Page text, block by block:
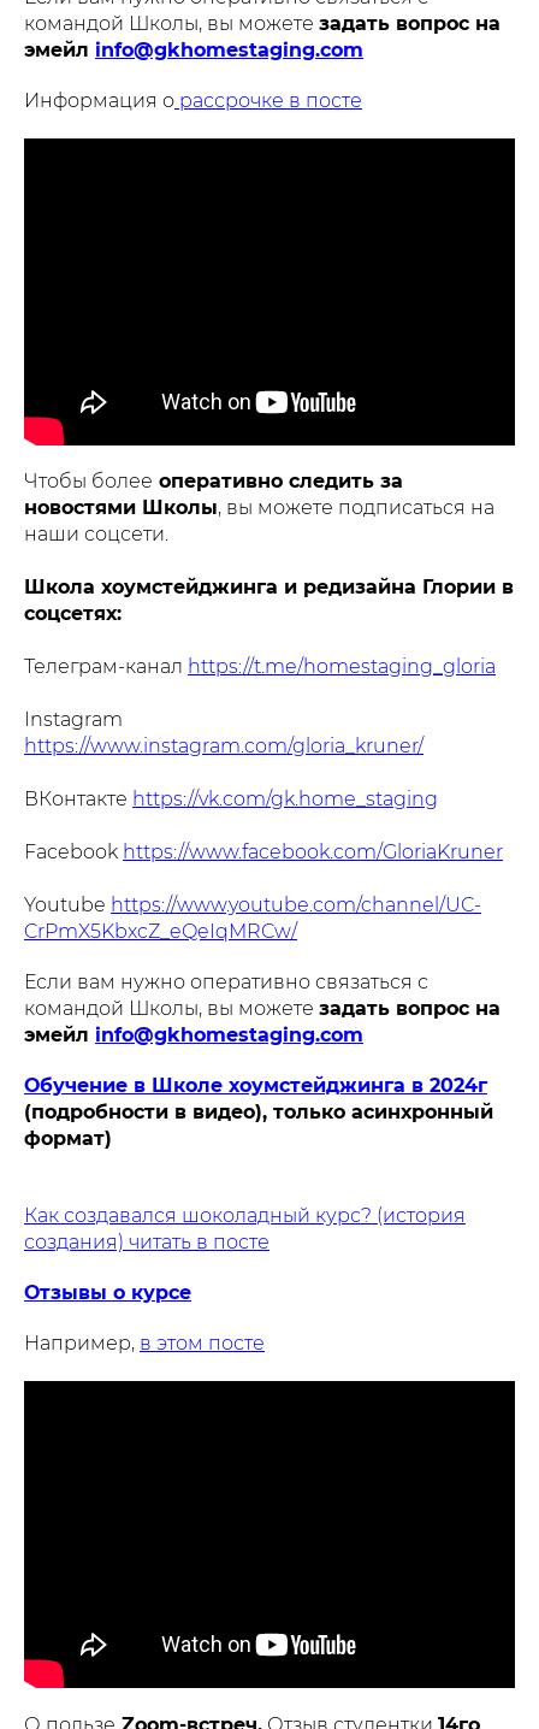
командой Школы, вы можете задать вопрос на
эмейл info@gkhomestaging.com
Информация о рассрочке в посте
Чтобы более оперативно следить за
новостями Школы, вы можете подписаться на
наши соцсети.
Школа хоумстейджинга и редизайна Глории в
соцсетях:
Телеграм-канал https://t.me/homestaging_gloria
Instagram
https://www.instagram.com/gloria_kruner/
ВКонтакте https://vk.com/gk.home_staging
Facebook https://www.facebook.com/GloriaKruner
Youtube https://www.youtube.com/channel/UC-
CrPmX5KbxcZ_eQeIqMRCw/
Если вам нужно оперативно связаться с
командой Школы, вы можете задать вопрос на
эмейл info@gkhomestaging.com
Обучение в Школе хоумстейджинга в 2024г
(подробности в видео), только асинхронный
формат)
Как создавался шоколадный курс? (история
создания) читать в посте
Отзывы о курсе
Например, в этом посте
О пользе Zoom-встреч. Отзыв студентки 14го